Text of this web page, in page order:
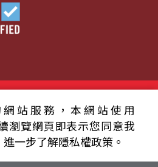
服務條款 隱私權條款
站服務，本網站使用
瀏覽網頁即表示您同意我
一步了解隱私權政策。